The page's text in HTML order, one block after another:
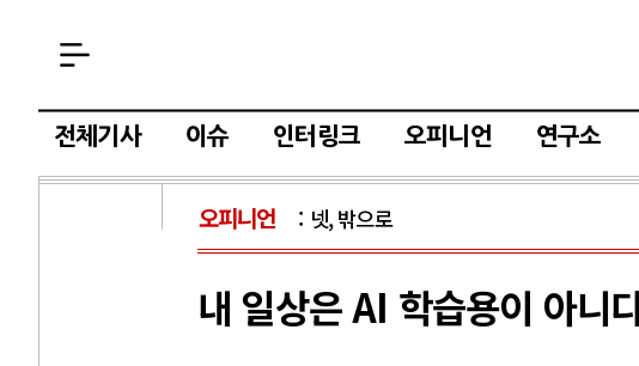
전체기사 이슈 인터링크 오피니언 연구소
오피니언 넷, 밖으로
내 일상은 AI 학습용이 아니